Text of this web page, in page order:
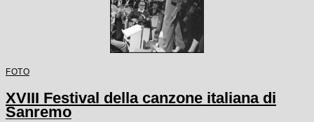
FOTO
XVIII Festival della canzone italiana di
Sanremo